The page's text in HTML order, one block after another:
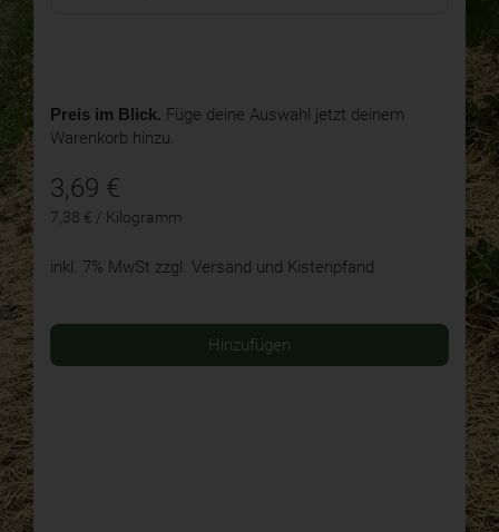
Preis im Blick. Füge deine Auswahl jetzt deinem
Warenkorb hinzu.
3,69 €
7,38 € / Kilogramm
inkl. 7% MwSt zzgl. Versand und Kistenpfand
Hinzufügen